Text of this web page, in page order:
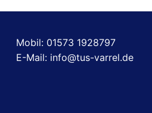
Mobil: 01573 1928797
E-Mail: info@tus-varrel.de